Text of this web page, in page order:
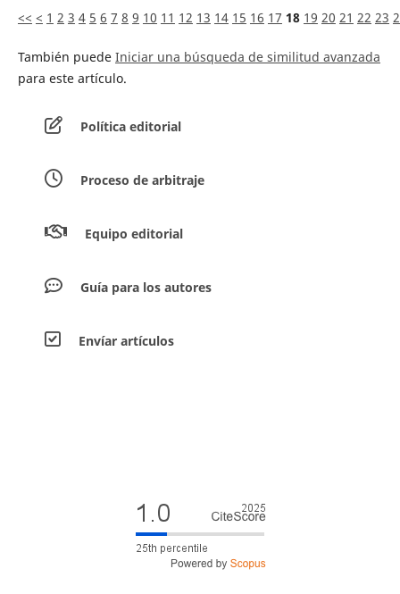
<< < 1 2 3 4 5 6 7 8 9 10 11 12 13 14 15 16 17 18 19 20 21 22 23
También puede Iniciar una búsqueda de similitud avanzada
para este artículo.
Política editorial
Proceso de arbitraje
Equipo editorial
Guía para los autores
Envíar artículos